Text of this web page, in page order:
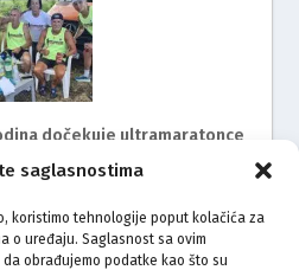
saglasnostima
koristimo tehnologije poput kolačića za
o uređaju. Saglasnost sa ovim
obrađujemo podatke kao što su
dočekuje ultramaratonce